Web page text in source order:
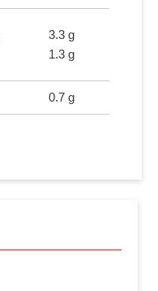
3.3 g
1.3 g
0.7 g